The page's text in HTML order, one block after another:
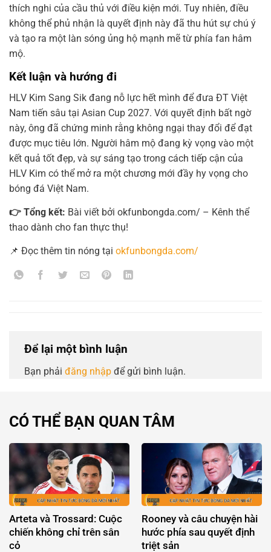
thích nghi của cầu thủ với điều kiện mới. Tuy nhiên, điều
không thể phủ nhận là quyết định này đã thu hút sự chú ý
và tạo ra một làn sóng ủng hộ mạnh mẽ từ phía fan hâm
mộ.
Kết luận và hướng đi
HLV Kim Sang Sik đang nỗ lực hết mình để đưa ĐT Việt
Nam tiến sâu tại Asian Cup 2027. Với quyết định bất ngờ
này, ông đã chứng minh rằng không ngại thay đổi để đạt
được mục tiêu lớn. Người hâm mộ đang kỳ vọng vào một
kết quả tốt đẹp, và sự sáng tạo trong cách tiếp cận của
HLV Kim có thể mở ra một chương mới đầy hy vọng cho
bóng đá Việt Nam.
👉 Tổng kết: Bài viết bởi okfunbongda.com/ – Kênh thể
thao dành cho fan thực thụ!
📌 Đọc thêm tin nóng tại okfunbongda.com/
Để lại một bình luận
Bạn phải đăng nhập để gửi bình luận.
CÓ THỂ BẠN QUAN TÂM
Arteta và Trossard: Cuộc
chiến không chỉ trên sân
cỏ
Rooney và câu chuyện hài
hước phía sau quyết định
triệt sản